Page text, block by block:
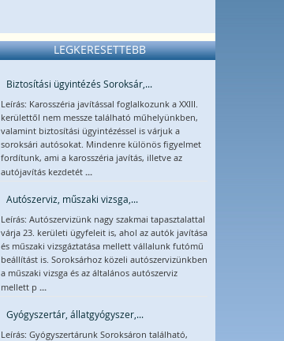
LEGKERESETTEBB
Biztosítási ügyintézés Soroksár,...
Leírás: Karosszéria javítással foglalkozunk a XXIII.
kerülettől nem messze található műhelyünkben,
valamint biztosítási ügyintézéssel is várjuk a
soroksári autósokat. Mindenre különös figyelmet
fordítunk, ami a karosszéria javítás, illetve az
autójavítás kezdetét ...
Autószerviz, műszaki vizsga,...
Leírás: Autószervizünk nagy szakmai tapasztalattal
várja 23. kerületi ügyfeleit is, ahol az autók javítása
és műszaki vizsgáztatása mellett vállalunk futómű
beállítást is. Soroksárhoz közeli autószervizünkben
a műszaki vizsga és az általános autószerviz
mellett p ...
Gyógyszertár, állatgyógyszer,...
Leírás: Gyógyszertárunk Soroksáron található,